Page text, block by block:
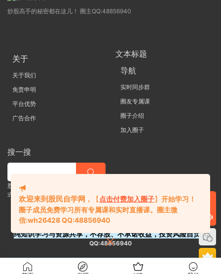
炒股高手的秘密都在这儿！ 圈主QQ:48856940
关于
关于我们
免责申明
平台优势
广告合作
文本标题
导航
实时同步群
圈友专属课
圈子介绍
加入圈子
搜一搜
股票 |直播| 外汇| 期货 |金融理财一站
式学习平台
纯知识学习与资源共享，不荐股、不承诺收益，投资风险自负。
QQ:48856940
欢迎来到股民自学网 ， 【 点击付费加入圈子】开始学习！
圈子成员免费学习所有专属课和实时直播课。 圈主微
信:wh26428 QQ:48856940